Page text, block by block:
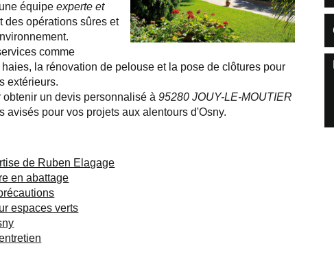
équipeexperte et
des opérations sûres et
comme
la rénovation de pelouse et la pose de clôtures pour
extérieurs.
obtenir un devis personnalisé à95280 JOUY-LE-MOUTIER
avisés pour vos projets aux alentours d'Osny.
de Ruben Elagage
en abattage
espaces verts